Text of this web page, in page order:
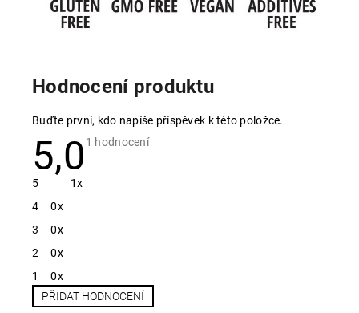
Hodnocení produktu
Buďte první, kdo napíše příspěvek k této položce.
5,0 Průměrné
1 hodnocení
5
1x
4
0x
3
0x
2
0x
1
0x
PŘIDAT HODNOCENÍ